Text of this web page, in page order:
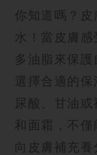
你知道嗎？
水！當皮膚
多油脂來保
選擇合適的
尿酸、甘油
和面霜，不
向皮膚補充